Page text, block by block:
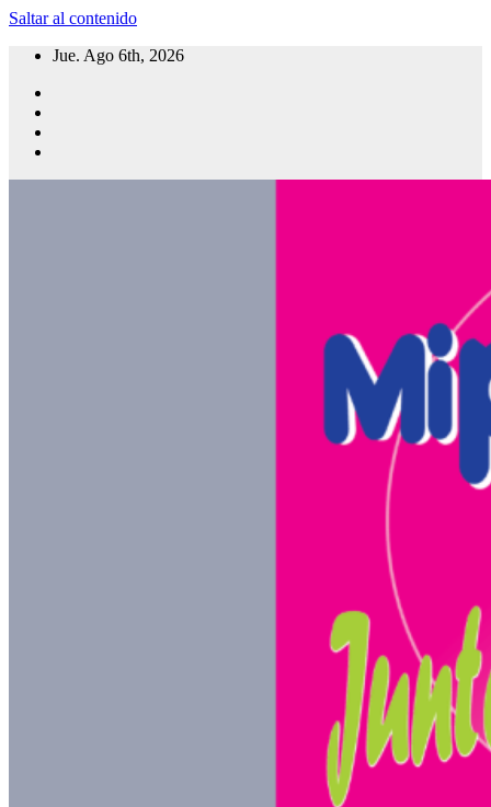
Saltar al contenido
Jue. Ago 6th, 2026